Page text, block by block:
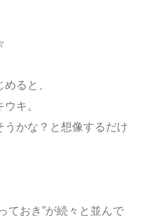
ると、
キ。
うかな？と想像するだけ
ておき”が続々と並んで